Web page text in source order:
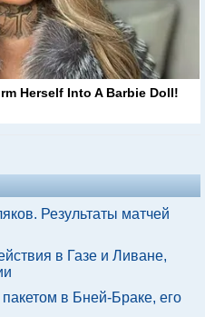
Herself Into A Barbie Doll!
Результаты матчей
в Газе и Ливане,
в Бней-Браке, его